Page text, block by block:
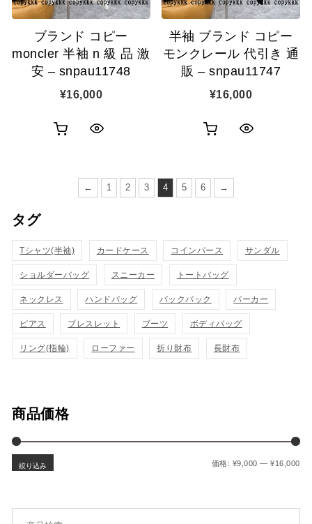
ブランド コピー
moncler 半袖 n 級 品 激
安 – snpau11748
¥16,000
半袖 ブランド コピー
モンクレール 代引き 通
販 – snpau11747
¥16,000
← 1 2 3 4 5 6 →
タグ
Tシャツ(半袖) カードケース コインパース サンダル
ショルダーバッグ スニーカー トートバッグ
ネックレス ハンドバッグ バックパック パーカー
ピアス ブレスレット ブーツ ボディバッグ
リング(指輪) ローファー 折り財布 長財布
商品価格
最
最
絞り込み 価格: ¥9,000 —¥16,000